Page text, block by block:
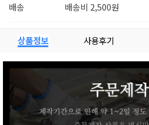
배송 배송비 2,500원
상품정보 사용후기